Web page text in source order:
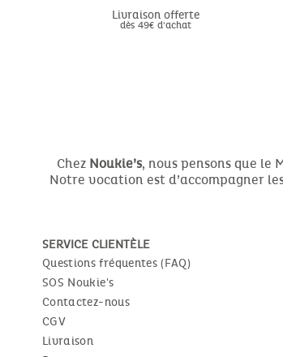
Livraison offerte
dès 49€ d'achat
Chez Noukie’s, nous pensons que le
Notre vocation est d’accompagner
SERVICE CLIENTÈLE
Questions fréquentes (FAQ)
SOS Noukie's
Contactez-nous
CGV
Livraison